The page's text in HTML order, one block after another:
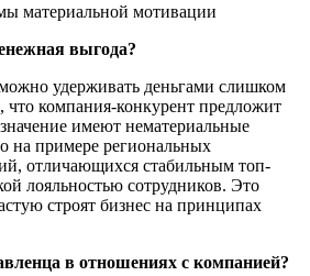
материальной мотивации
выгода?
удерживать деньгами слишком
что компания-конкурент предложит
имеют нематериальные
примере региональных
отличающихся стабильным топ-
лояльностью сотрудников. Это
строят бизнес на принципах
в отношениях с компанией?